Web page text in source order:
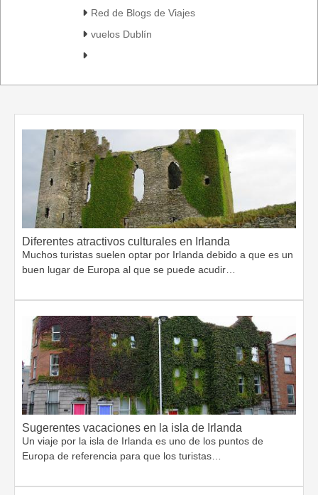
Red de Blogs de Viajes
vuelos Dublín
Diferentes atractivos culturales en Irlanda
Muchos turistas suelen optar por Irlanda debido a que es un
buen lugar de Europa al que se puede acudir…
Sugerentes vacaciones en la isla de Irlanda
Un viaje por la isla de Irlanda es uno de los puntos de
Europa de referencia para que los turistas…